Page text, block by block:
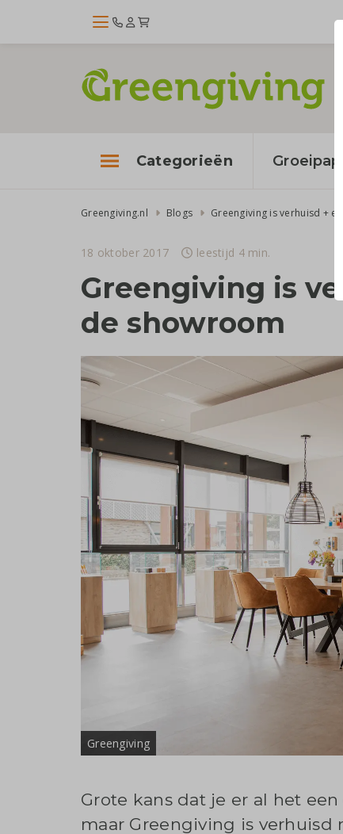
Categorieën
Greengiving.nl Blogs
18 oktober 2017 leestijd 4 min.
Greengiving is
de showroom
Greengiving
Grote kans dat je er al het
maar Greengiving is